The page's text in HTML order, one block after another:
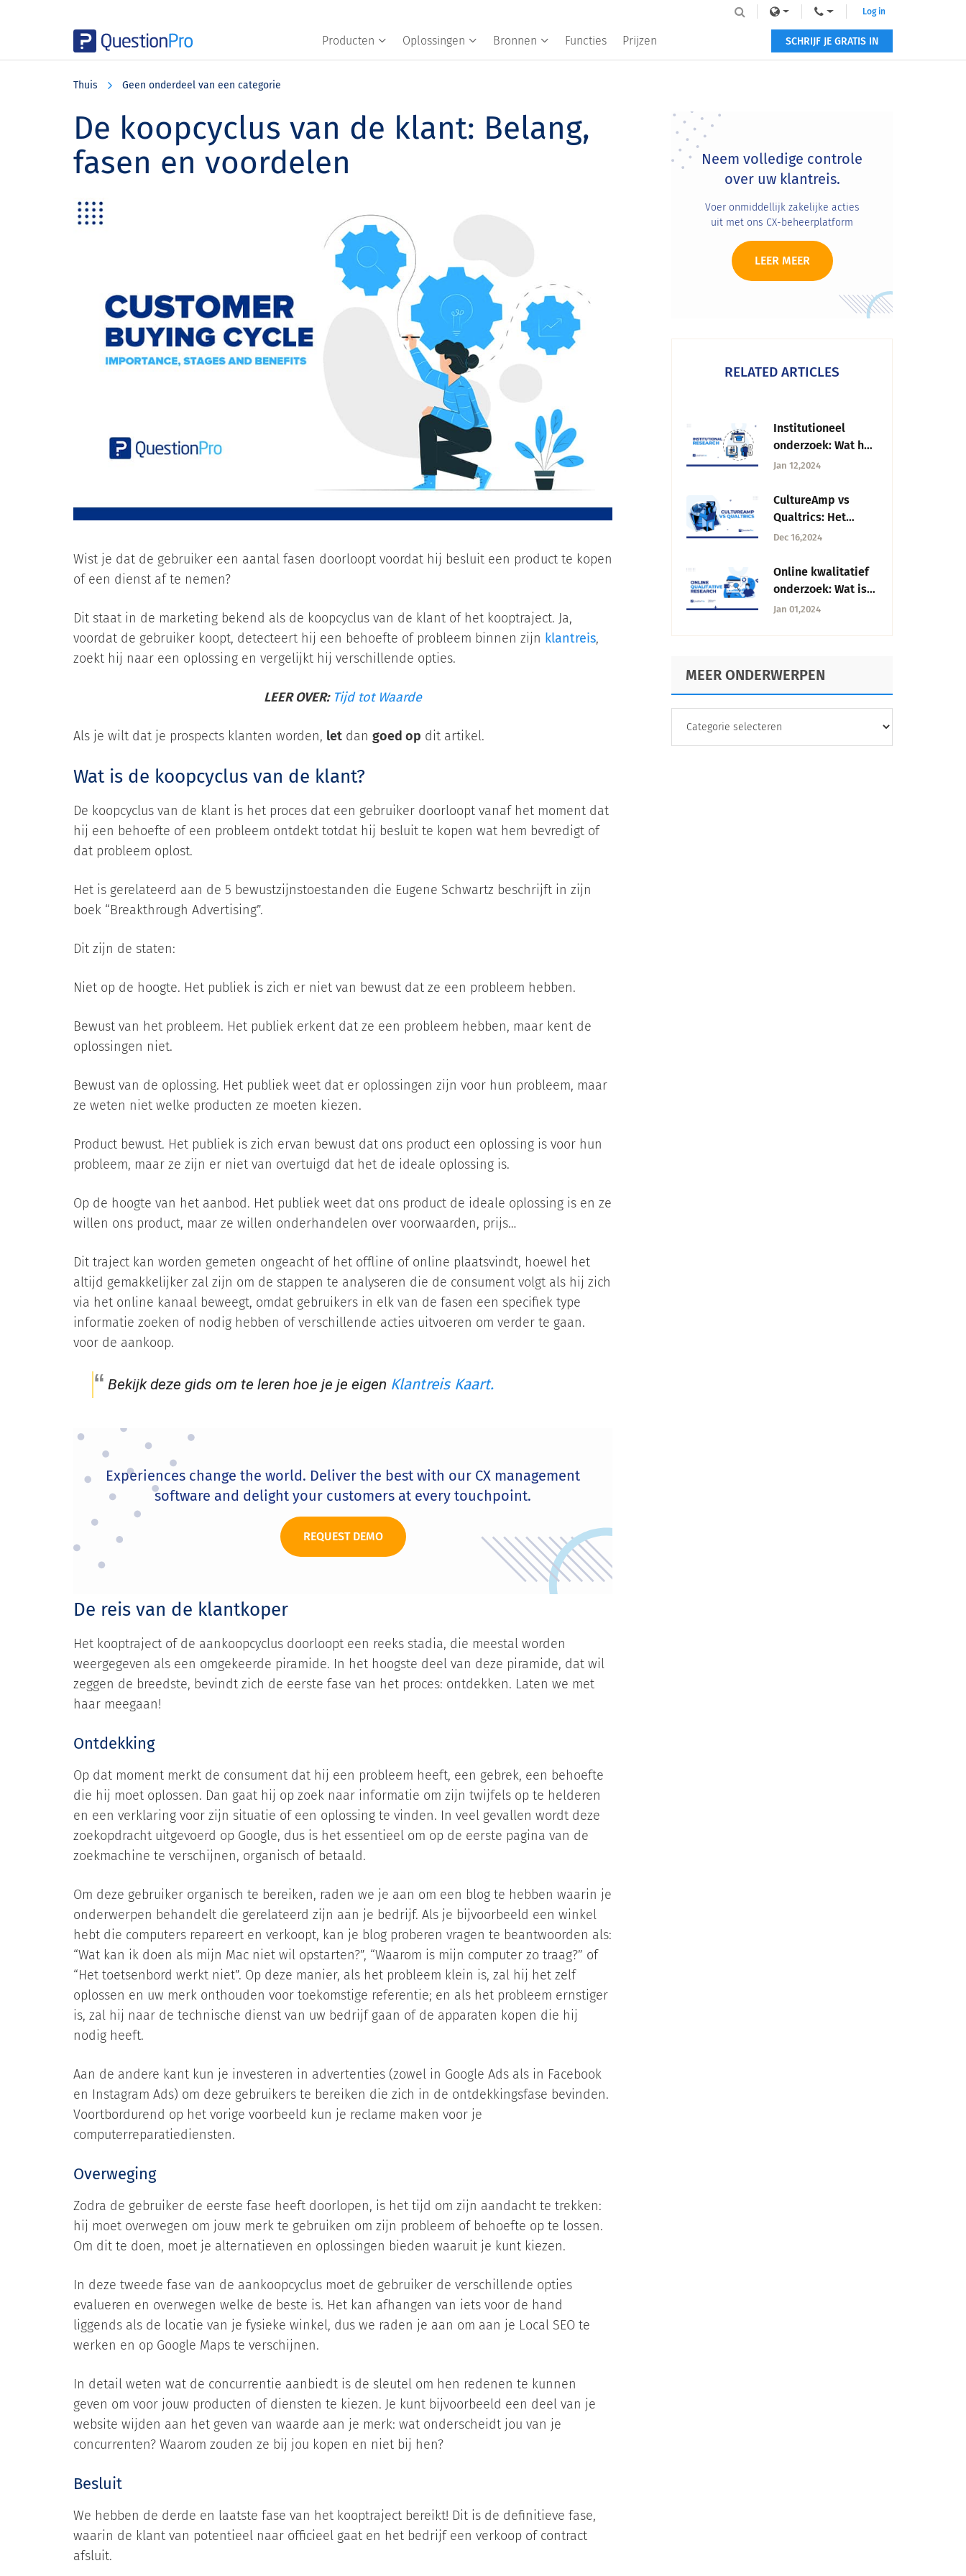
Producten Oplossingen Bronnen Functies Prijzen
Log in
SCHRIJF JE GRATIS IN
Thuis Geen onderdeel van een categorie
De koopcyclus van de klant: Belang,
fasen en voordelen
Wist je dat de gebruiker een aantal fasen doorloopt voordat hij besluit een product te kopen
of een dienst af te nemen?
Dit staat in de marketing bekend als de koopcyclus van de klant of het kooptraject. Ja,
voordat de gebruiker koopt, detecteert hij een behoefte of probleem binnen zijn klantreis,
zoekt hij naar een oplossing en vergelijkt hij verschillende opties.
LEER OVER: Tijd tot Waarde
Als je wilt dat je prospects klanten worden, let dan goed op dit artikel.
Wat is de koopcyclus van de klant?
De koopcyclus van de klant is het proces dat een gebruiker doorloopt vanaf het moment dat
hij een behoefte of een probleem ontdekt totdat hij besluit te kopen wat hem bevredigt of
dat probleem oplost.
Het is gerelateerd aan de 5 bewustzijnstoestanden die Eugene Schwartz beschrijft in zijn
boek “Breakthrough Advertising”.
Dit zijn de staten:
Niet op de hoogte. Het publiek is zich er niet van bewust dat ze een probleem hebben.
Bewust van het probleem. Het publiek erkent dat ze een probleem hebben, maar kent de
oplossingen niet.
Bewust van de oplossing. Het publiek weet dat er oplossingen zijn voor hun probleem, maar
ze weten niet welke producten ze moeten kiezen.
Product bewust. Het publiek is zich ervan bewust dat ons product een oplossing is voor hun
probleem, maar ze zijn er niet van overtuigd dat het de ideale oplossing is.
Op de hoogte van het aanbod. Het publiek weet dat ons product de ideale oplossing is en ze
willen ons product, maar ze willen onderhandelen over voorwaarden, prijs…
Dit traject kan worden gemeten ongeacht of het offline of online plaatsvindt, hoewel het
altijd gemakkelijker zal zijn om de stappen te analyseren die de consument volgt als hij zich
via het online kanaal beweegt, omdat gebruikers in elk van de fasen een specifiek type
informatie zoeken of nodig hebben of verschillende acties uitvoeren om verder te gaan.
voor de aankoop.
Bekijk deze gids om te leren hoe je je eigen Klantreis Kaart.
Experiences change the world. Deliver the best with our CX management
software and delight your customers at every touchpoint.
REQUEST DEMO
De reis van de klantkoper
Het kooptraject of de aankoopcyclus doorloopt een reeks stadia, die meestal worden
weergegeven als een omgekeerde piramide. In het hoogste deel van deze piramide, dat wil
zeggen de breedste, bevindt zich de eerste fase van het proces: ontdekken. Laten we met
haar meegaan!
Ontdekking
Op dat moment merkt de consument dat hij een probleem heeft, een gebrek, een behoefte
die hij moet oplossen. Dan gaat hij op zoek naar informatie om zijn twijfels op te helderen
en een verklaring voor zijn situatie of een oplossing te vinden. In veel gevallen wordt deze
zoekopdracht uitgevoerd op Google, dus is het essentieel om op de eerste pagina van de
zoekmachine te verschijnen, organisch of betaald.
Om deze gebruiker organisch te bereiken, raden we je aan om een blog te hebben waarin je
onderwerpen behandelt die gerelateerd zijn aan je bedrijf. Als je bijvoorbeeld een winkel
hebt die computers repareert en verkoopt, kan je blog proberen vragen te beantwoorden als:
“Wat kan ik doen als mijn Mac niet wil opstarten?”, “Waarom is mijn computer zo traag?” of
“Het toetsenbord werkt niet”. Op deze manier, als het probleem klein is, zal hij het zelf
oplossen en uw merk onthouden voor toekomstige referentie; en als het probleem ernstiger
is, zal hij naar de technische dienst van uw bedrijf gaan of de apparaten kopen die hij
nodig heeft.
Aan de andere kant kun je investeren in advertenties (zowel in Google Ads als in Facebook
en Instagram Ads) om deze gebruikers te bereiken die zich in de ontdekkingsfase bevinden.
Voortbordurend op het vorige voorbeeld kun je reclame maken voor je
computerreparatiediensten.
Overweging
Zodra de gebruiker de eerste fase heeft doorlopen, is het tijd om zijn aandacht te trekken:
hij moet overwegen om jouw merk te gebruiken om zijn probleem of behoefte op te lossen.
Om dit te doen, moet je alternatieven en oplossingen bieden waaruit je kunt kiezen.
In deze tweede fase van de aankoopcyclus moet de gebruiker de verschillende opties
evalueren en overwegen welke de beste is. Het kan afhangen van iets voor de hand
liggends als de locatie van je fysieke winkel, dus we raden je aan om aan je Local SEO te
werken en op Google Maps te verschijnen.
In detail weten wat de concurrentie aanbiedt is de sleutel om hen redenen te kunnen
geven om voor jouw producten of diensten te kiezen. Je kunt bijvoorbeeld een deel van je
website wijden aan het geven van waarde aan je merk: wat onderscheidt jou van je
concurrenten? Waarom zouden ze bij jou kopen en niet bij hen?
Besluit
We hebben de derde en laatste fase van het kooptraject bereikt! Dit is de definitieve fase,
waarin de klant van potentieel naar officieel gaat en het bedrijf een verkoop of contract
afsluit.
Primary
Sidebar
Neem volledige controle
over uw klantreis.
Voer onmiddellijk zakelijke acties
uit met ons CX-beheerplatform
LEER MEER
RELATED ARTICLES
Institutioneel
onderzoek: Wat het
is, Activiteiten &
Jan 12,2024
CultureAmp vs
Qualtrics: Het
beste platform
werknemerservarin
gen
Dec 16,2024
Online kwalitatief
onderzoek: Wat is
het + Hoe voer je
Jan 01,2024
MEER ONDERWERPEN
ONDERWERPEN